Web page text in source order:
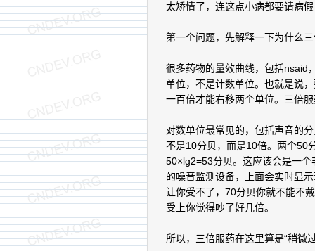
太矫情了，连这点小病都要请病
第一个问题，先解释一下为什么
很多药物的量效曲线，包括nsaid
单位，不是计数单位。也就是说
一百倍才能右移两个单位。三倍
对数单位最常见的，包括声音的
不是10分贝，而是10倍。两个50
50×lg2=53分贝。这应该会是一
的噪音监测设备，上面会实时显
让你受不了，70分贝你就不能不
受上你觉得吵了好几倍。
所以，三倍服药在这里算是“稍微